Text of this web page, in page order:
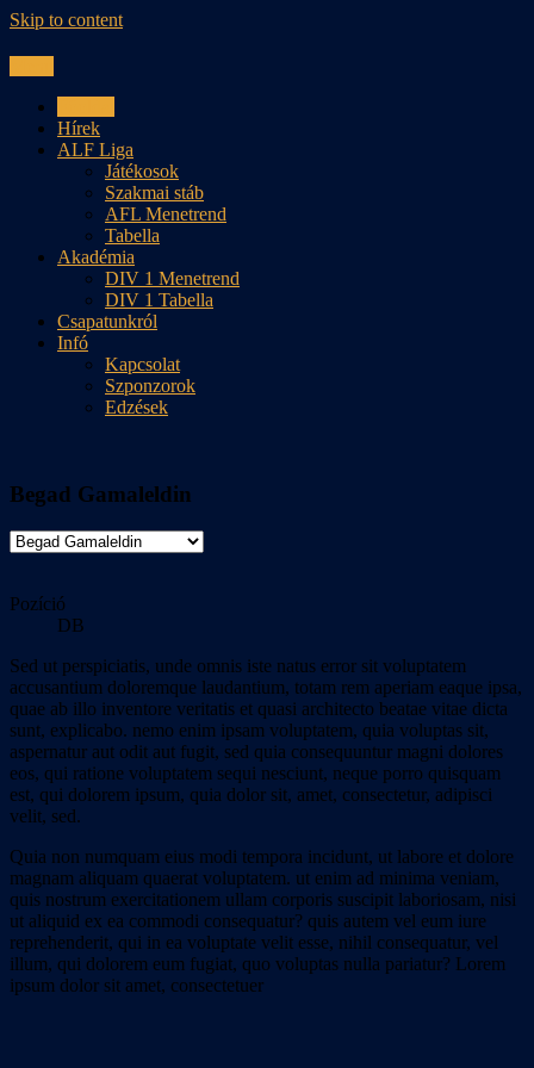
Skip to content
Hírek
ALF Liga
Játékosok
Szakmai stáb
AFL Menetrend
Tabella
Akadémia
DIV 1 Menetrend
DIV 1 Tabella
Csapatunkról
Infó
Kapcsolat
Szponzorok
Edzések
Begad Gamaleldin
Pozíció
DB
Sed ut perspiciatis, unde omnis iste natus error sit voluptatem
accusantium doloremque laudantium, totam rem aperiam eaque ipsa,
quae ab illo inventore veritatis et quasi architecto beatae vitae dicta
sunt, explicabo. nemo enim ipsam voluptatem, quia voluptas sit,
aspernatur aut odit aut fugit, sed quia consequuntur magni dolores
eos, qui ratione voluptatem sequi nesciunt, neque porro quisquam
est, qui dolorem ipsum, quia dolor sit, amet, consectetur, adipisci
velit, sed.
Quia non numquam eius modi tempora incidunt, ut labore et dolore
magnam aliquam quaerat voluptatem. ut enim ad minima veniam,
quis nostrum exercitationem ullam corporis suscipit laboriosam, nisi
ut aliquid ex ea commodi consequatur? quis autem vel eum iure
reprehenderit, qui in ea voluptate velit esse, nihil consequatur, vel
illum, qui dolorem eum fugiat, quo voluptas nulla pariatur? Lorem
ipsum dolor sit amet, consectetuer